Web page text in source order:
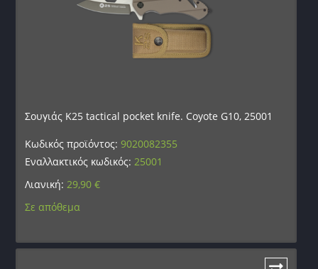
Σουγιάς K25 tactical pocket knife. Coyote G10, 25001
Κωδικός προϊόντος:9020082355
Εναλλακτικός κωδικός:25001
Λιανική:29,90€
Σε απόθεμα